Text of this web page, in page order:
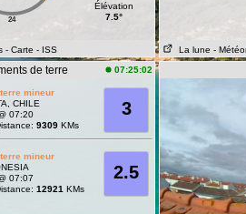
24
Élévation
7.5°
- Carte - ISS
La lune -
de terre 07:25:02
3
mineur
CHILE
07:20
9309KMs
2.5
mineur
07:07
12921 KMs